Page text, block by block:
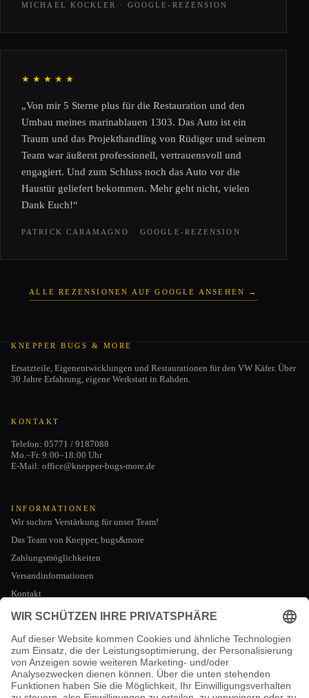
MICHAEL KOCKLER · GOOGLE-REZENSION
★★★★★
„Von mir 5 Sterne plus für die Restauration und den
Umbau meines marinablauen 1303. Das Auto ist ein
Traum und das Projekthandling von Rüdiger und seinem
Team war äußerst professionell, vertrauensvoll und
engagiert. Und zum Schluss noch das Auto vor die
Haustür geliefert bekommen. Mehr geht nicht, vielen
Dank Euch!“
PATRICK CARAMAGNO · GOOGLE-REZENSION
ALLE REZENSIONEN AUF GOOGLE ANSEHEN →
KNEPPER BUGS & MORE
Ersatzteile, Eigenentwicklungen und Restaurationen für den VW Käfer. Über
30 Jahre Erfahrung, eigene Werkstatt in Rahden.
KONTAKT
Telefon: 05771 / 9187088
Mo.–Fr. 9:00–18:00 Uhr
E-Mail: office@knepper-bugs-more.de
INFORMATIONEN
Wir suchen Verstärkung für unser Team!
Das Team von Knepper, bugs&more
Zahlungsmöglichkeiten
Versandinformationen
Kontakt
RECHTLICHES
Impressum
AGB
Widerrufsrecht
AGB
Impressum
Kontaktinformationen
Widerrufsrecht